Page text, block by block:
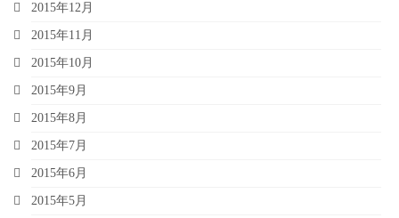
2015年12月
2015年11月
2015年10月
2015年9月
2015年8月
2015年7月
2015年6月
2015年5月